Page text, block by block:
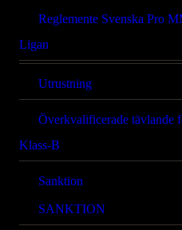
Reglemente Svenska Pro
Ligan
Utrustning
Överkvalificerade tävlande
Klass-B
Sanktion
SANKTION